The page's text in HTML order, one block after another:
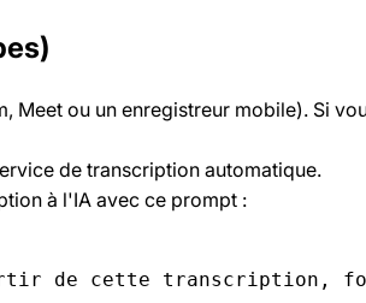
ou un enregistreur mobile). Si
de transcription automatique.
à l'IA avec ce prompt :
de cette transcription,